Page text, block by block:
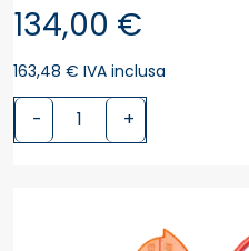
134,00 €
163,48 € IVA inclusa
- +